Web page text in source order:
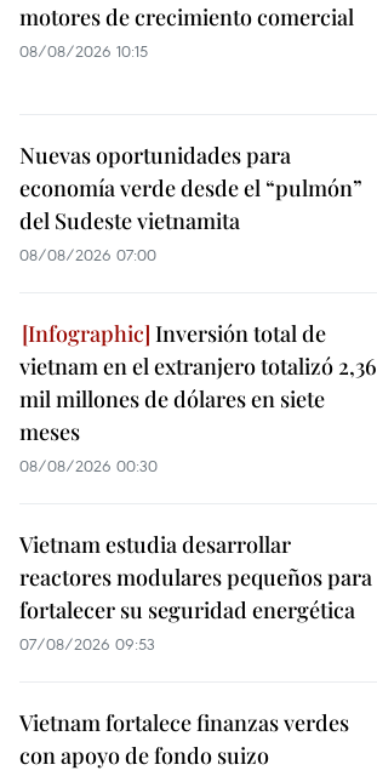
motores de crecimiento comercial
08/08/2026 10:15
Nuevas oportunidades para
economía verde desde el “pulmón”
del Sudeste vietnamita
08/08/2026 07:00
Inversión total de
vietnam en el extranjero totalizó 2,36
mil millones de dólares en siete
meses
08/08/2026 00:30
Vietnam estudia desarrollar
reactores modulares pequeños para
fortalecer su seguridad energética
07/08/2026 09:53
Vietnam fortalece finanzas verdes
con apoyo de fondo suizo